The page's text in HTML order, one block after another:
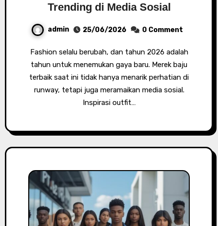
Trending di Media Sosial
admin 25/06/2026 0 Comment
Fashion selalu berubah, dan tahun 2026 adalah
tahun untuk menemukan gaya baru. Merek baju
terbaik saat ini tidak hanya menarik perhatian di
runway, tetapi juga meramaikan media sosial.
Inspirasi outfit…